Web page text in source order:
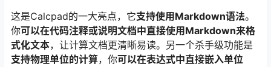
这是Calcpad的一大亮点，它支持使用Markdown语法。
你可以在代码注释或说明文档中直接使用Markdown来格
式化文本，让计算文档更清晰易读。另一个杀手级功能是
支持物理单位的计算，你可以在表达式中直接嵌入单位